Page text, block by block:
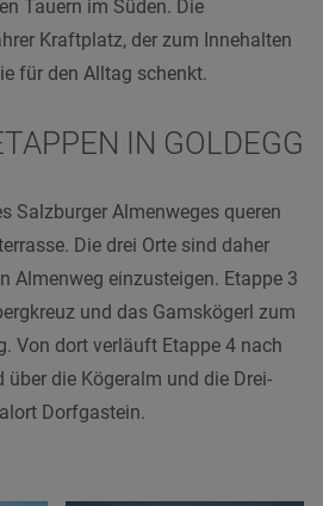
Tauern im Süden. Die
Kraftplatz, der zum Innehalten
für den Alltag schenkt.
IN GOLDEGG
Salzburger Almenweges queren
Die drei Orte sind daher
Almenweg einzusteigen. Etappe 3
und das Gamskögerl zum
Von dort verläuft Etappe 4 nach
die Kögeralm und die Drei-
Dorfgastein.